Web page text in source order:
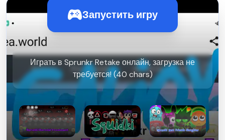
Запустить игру
Играть в Sprunkr Retake онлайн, загрузка не
требуется! (40 chars)